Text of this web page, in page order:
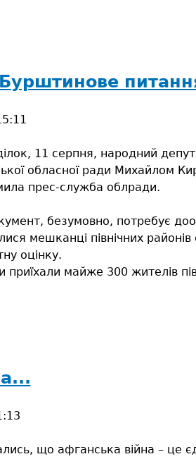
11 серпня, народний
обласної ради Михайлом
прес-служба облради.
безумовно, потребує
мешканці північних
оцінку.
майже 300 жителів
що афганська війна – це